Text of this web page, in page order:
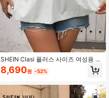
SHEIN Clasi 플러스 사이즈 여성용 세
련된 나비매듭 노트 장식 프릴 소매 블
라우스
8,690원 -52%